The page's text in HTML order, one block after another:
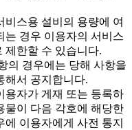
스용 설비의 용량에 여
는 경우 이용자의 서비스
제한할 수 있습니다.
의 경우에는 당해 사항을
해서 공지합니다.
자가 게재 또는 등록하
물이 다음 각호에 해당한
에 이용자에게 사전 통지